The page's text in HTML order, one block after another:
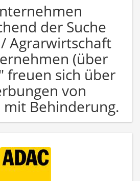
der Suche
Agrarwirtschaft
(über
freuen sich über
von
mit Behinderung.